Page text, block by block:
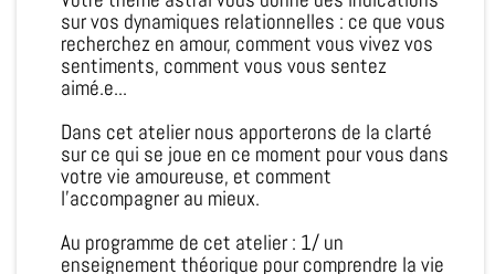
sur vos dynamiques relationnelles : ce que vous
recherchez en amour, comment vous vivez vos
sentiments, comment vous vous sentez
aimé.e...
Dans cet atelier nous apporterons de la clarté
sur ce qui se joue en ce moment pour vous dans
votre vie amoureuse, et comment
l'accompagner au mieux.
Au programme de cet atelier : 1/ un
enseignement théorique pour comprendre la vie